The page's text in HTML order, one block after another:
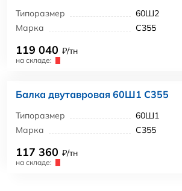
Типоразмер
60Ш2
Марка
С355
119 040 ₽/тн
на складе:
Балка двутавровая 60Ш1 С355
Типоразмер
60Ш1
Марка
С355
117 360 ₽/тн
на складе: